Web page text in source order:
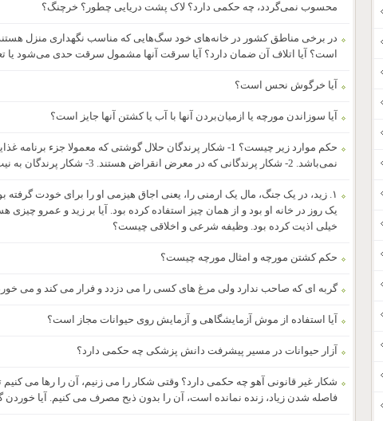
محسوب نمی‌گردد، چه حکمی دارد؟ لاک پشت دریایی چطور؟ خرچنگ؟
در برخی مناطق کشور در خانه‌های خود سگ‌هایی که مناسب نگهداری منزل هستند
است؟ آیا اتلاف آن ضمان دارد؟ آیا سرقت آنها مشمول سرقت حدی می‌شود یا
آیا خرگوش نحس است؟
آیا سوزاندن مورچه یا ازمیان‌بردن آنها با آب یا کشتن آنها جایز است؟
حکم موارد زیر چیست؟ 1- شکار پرندگان حلال گوشتی که معمولا
نمی‌باشد. 2- شکار پرندگانی که در معرض انقراض هستند. 3- شکار پرندگان به نیت تفریح.
۱. زید، در یک جنگ، مال یک ارمنی را، یعنی اجاق هیزمی او را برای خودت
خیلی اذیت کرده بود. وظیفه شرعی و اخلاقی چیست؟
حکم کشتن مورچه و امثال مورچه چیست؟
گربه ای که صاحب ندارد ولی مرغ های کسی را می دزدد و فرار می کند و می
آیا استفاده از موش آزمایشگاهی و آزمایش روی حیوانات مجاز است؟
آزار حیوانات در مسیر پیشرفت دانش پزشکی چه حکمی دارد؟
شکار غیر قانونی آهو چه حکمی دارد؟ وقتی شکار را می زنیم، آن را رها می کنیم
فاصله شدن زیاد، زنده نمانده است، آن را بدون ذبح مصرف می کنیم. آیا